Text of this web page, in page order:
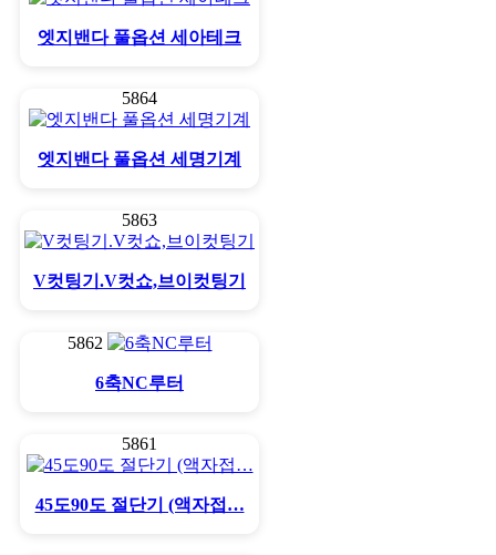
엣지밴다 풀옵션 세아테크
5864
엣지밴다 풀옵션 세명기계
5863
V컷팅기.V컷쇼,브이컷팅기
5862
6축NC루터
5861
45도90도 절단기 (액자접…